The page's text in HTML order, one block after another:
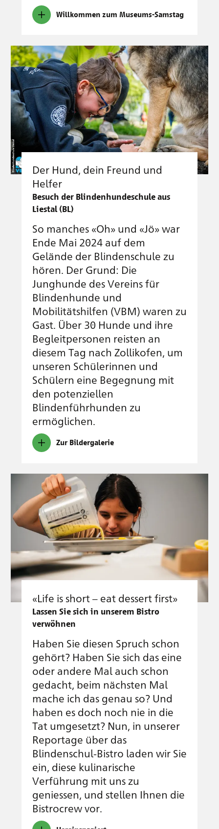
Willkommen zum Museums-Samstag
Der Hund, dein Freund und
Helfer
Besuch der Blindenhundeschule aus
Liestal (BL)
So manches «Oh» und «Jö» war
Ende Mai 2024 auf dem
Gelände der Blindenschule zu
hören. Der Grund: Die
Junghunde des Vereins für
Blindenhunde und
Mobilitätshilfen (VBM) waren zu
Gast. Über 30 Hunde und ihre
Begleitpersonen reisten an
diesem Tag nach Zollikofen, um
unseren Schülerinnen und
Schülern eine Begegnung mit
den potenziellen
Blindenführhunden zu
ermöglichen.
Zur Bildergalerie
«Life is short – eat dessert first»
Lassen Sie sich in unserem Bistro
verwöhnen
Haben Sie diesen Spruch schon
gehört? Haben Sie sich das eine
oder andere Mal auch schon
gedacht, beim nächsten Mal
mache ich das genau so? Und
haben es doch noch nie in die
Tat umgesetzt? Nun, in unserer
Reportage über das
Blindenschul-Bistro laden wir Sie
ein, diese kulinarische
Verführung mit uns zu
geniessen, und stellen Ihnen die
Bistrocrew vor.